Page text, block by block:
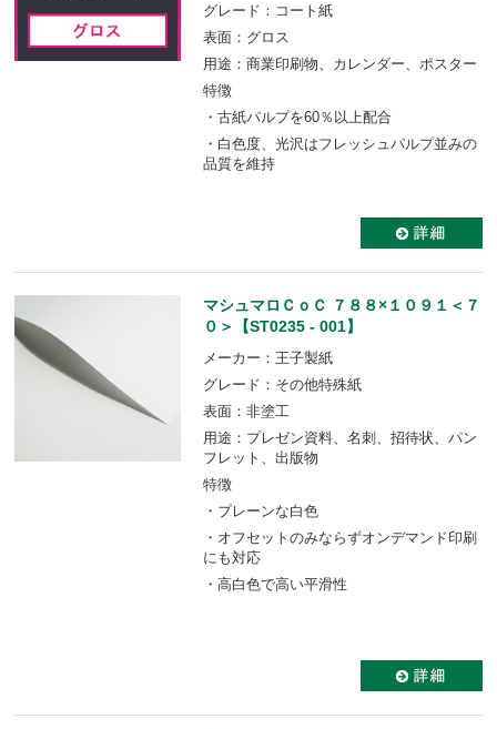
グレード：コート紙
表面：グロス
用途：商業印刷物、カレンダー、ポスター
特徴
・古紙パルプを60％以上配合
・白色度、光沢はフレッシュパルプ並みの
品質を維持
マシュマロＣｏＣ ７８８×１０９１＜７
０＞【ST0235 - 001】
メーカー：王子製紙
グレード：その他特殊紙
表面：非塗工
用途：プレゼン資料、名刺、招待状、パン
フレット、出版物
特徴
・プレーンな白色
・オフセットのみならずオンデマンド印刷
にも対応
・高白色で高い平滑性